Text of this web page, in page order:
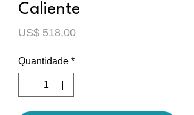
Caliente
US$ 518,00Preço
Quantidade *